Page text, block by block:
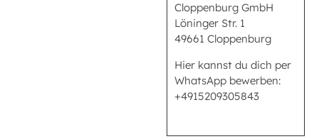
Cloppenburg GmbH
Löninger Str. 1
49661 Cloppenburg
Hier kannst du dich per
WhatsApp bewerben:
+4915209305843